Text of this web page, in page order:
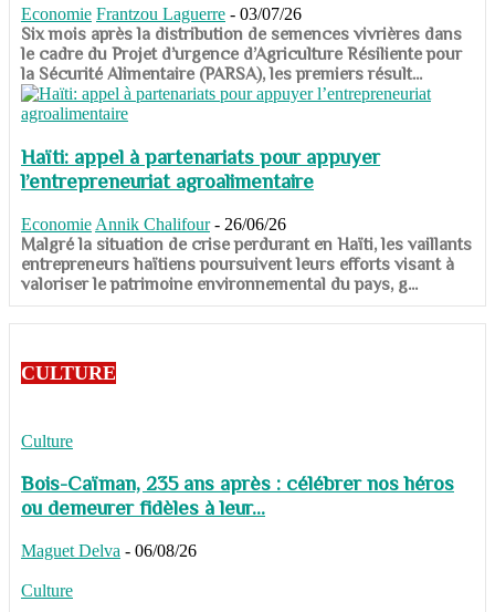
Economie Frantzou Laguerre - 03/07/26
​​​​​​​Six mois après la distribution de semences vivrières dans
le cadre du Projet d’urgence d’Agriculture Résiliente pour
la Sécurité Alimentaire (PARSA), les premiers résult...
Haïti: appel à partenariats pour appuyer
l’entrepreneuriat agroalimentaire
Economie Annik Chalifour - 26/06/26
​​​​​​​Malgré la situation de crise perdurant en Haïti, les vaillants
entrepreneurs haïtiens poursuivent leurs efforts visant à
valoriser le patrimoine environnemental du pays, g...
CULTURE
Culture
Bois-Caïman, 235 ans après : célébrer nos héros
ou demeurer fidèles à leur...
Maguet Delva - 06/08/26
Culture